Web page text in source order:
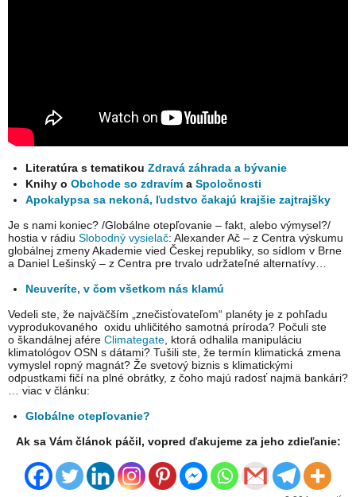
Literatúra s tematikouZdravá záhrada a bývanie
Knihy oObchode so zdravím aSpoločnosti
Apokalypsa sa nekoná, ľudstvo čakajú krajšie zajtrajšky
Je s nami koniec? /Globálne otepľovanie – fakt, alebo výmysel?/
hostia v rádiu Slobodný vysielač: Alexander Ač – z Centra výskumu
globálnej zmeny Akademie vied Českej republiky, so sídlom v Brne
a Daniel Lešinský – z Centra pre trvalo udržateľné alternatívy…
Neuveríte, v čom všetkom nás klamú
Vedeli ste, že najväčším „znečisťovateľom“ planéty je z pohľadu
vyprodukovaného oxidu uhličitého samotná príroda? Počuli ste
o škandálnej afére Climategate , ktorá odhalila manipuláciu
klimatológov OSN s dátami? Tušili ste, že termín klimatická zmena
vymyslel ropný magnát? Že svetový biznis s klimatickými
odpustkami fičí na plné obrátky, z čoho majú radosť najmä bankári?
… viac v článku:
Globálne otepľovanie?
Ak sa Vám článok páčil, vopred ďakujeme za jeho zdieľanie: